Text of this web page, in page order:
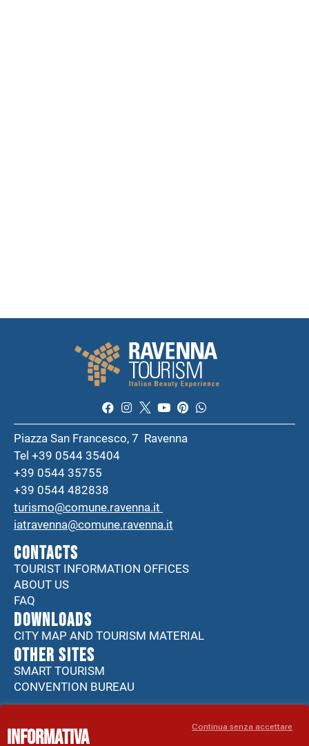
Piazza San Francesco, 7 Ravenna
Tel +39 0544 35404
+39 0544 35755
+39 0544 482838
turismo@comune.ravenna.it
iatravenna@comune.ravenna.it
CONTACTS
TOURIST INFORMATION OFFICES
ABOUT US
FAQ
DOWNLOADS
CITY MAP AND TOURISM MATERIAL
Other sites
SMART TOURISM
CONVENTION BUREAU
Informativa Continua senza accettare